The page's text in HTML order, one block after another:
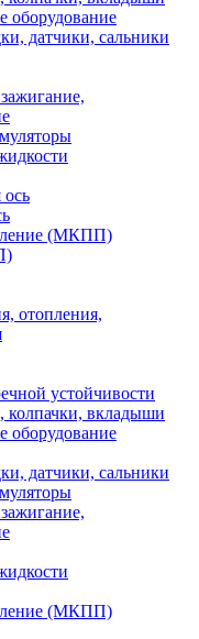
оборудование
датчики, сальники
ось
(МКПП)
отопления,
устойчивости
колпачки, вкладыши
оборудование
датчики, сальники
(МКПП)